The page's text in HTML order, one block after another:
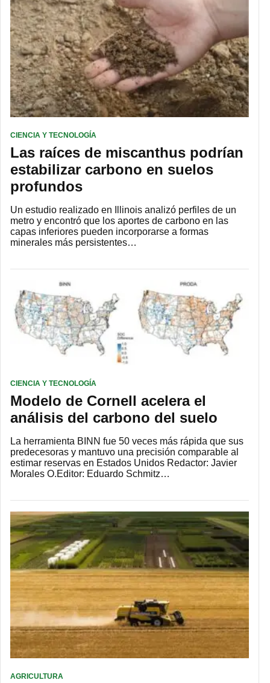
CIENCIA Y TECNOLOGÍA
Las raíces de miscanthus podrían
estabilizar carbono en suelos
profundos
Un estudio realizado en Illinois analizó perfiles de un
metro y encontró que los aportes de carbono en las
capas inferiores pueden incorporarse a formas
minerales más persistentes…
CIENCIA Y TECNOLOGÍA
Modelo de Cornell acelera el
análisis del carbono del suelo
La herramienta BINN fue 50 veces más rápida que sus
predecesoras y mantuvo una precisión comparable al
estimar reservas en Estados Unidos Redactor: Javier
Morales O.Editor: Eduardo Schmitz…
AGRICULTURA